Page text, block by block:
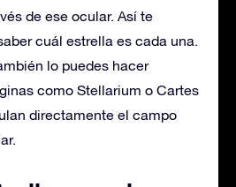
de ese ocular. Así te
cuál estrella es cada una.
lo puedes hacer
como Stellarium o Cartes
directamente el campo